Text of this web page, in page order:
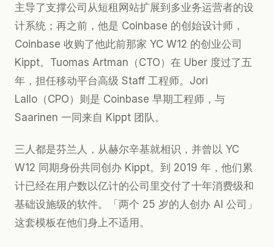
主导了支撑公司从短租网站扩展到多业务运营者的设
计系统；再之前，他是 Coinbase 的创始设计师，
Coinbase 收购了他此前那家 YC W12 的创业公司
Kippt。Tuomas Artman（CTO）在 Uber 度过了五
年，担任移动平台高级 Staff 工程师。Jori
Lallo（CPO）则是 Coinbase 早期工程师，与
Saarinen 一同来自 Kippt 团队。
三人都是芬兰人，从赫尔辛基就相识，并曾以 YC
W12 同期身份共同创办 Kippt。到 2019 年，他们累
计已经在用户数以亿计的公司里交付了十年消费级和
基础设施级的软件。「两个 25 岁的人创办 AI 公司」
这套模板在他们身上不适用。